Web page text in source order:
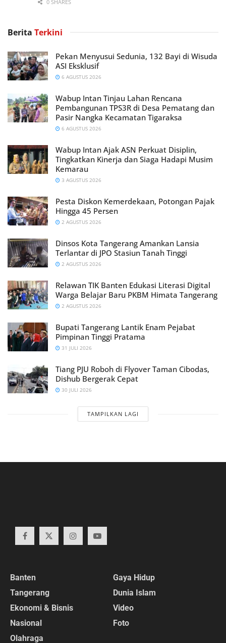
0 SHARES
Berita Terkini
Pekan Menyusui Sedunia, 132 Bayi di Wisuda
ASI Eksklusif
6 AGUSTUS 2026
Wabup Intan Tinjau Lahan Rencana
Pembangunan TPS3R di Desa Pematang dan
Pasir Nangka Kecamatan Tigaraksa
6 AGUSTUS 2026
Wabup Intan Ajak ASN Perkuat Disiplin,
Tingkatkan Kinerja dan Siaga Hadapi Musim
Kemarau
3 AGUSTUS 2026
Pesta Diskon Kemerdekaan, Potongan Pajak
Hingga 45 Persen
2 AGUSTUS 2026
Dinsos Kota Tangerang Amankan Lansia
Terlantar di JPO Stasiun Tanah Tinggi
2 AGUSTUS 2026
Relawan TIK Banten Edukasi Literasi Digital
Warga Belajar Baru PKBM Himata Tangerang
2 AGUSTUS 2026
Bupati Tangerang Lantik Enam Pejabat
Pimpinan Tinggi Pratama
31 JULI 2026
Tiang PJU Roboh di Flyover Taman Cibodas,
Dishub Bergerak Cepat
30 JULI 2026
TAMPILKAN LAGI
Banten
Tangerang
Ekonomi & Bisnis
Nasional
Olahraga
Gaya Hidup
Dunia Islam
Video
Foto